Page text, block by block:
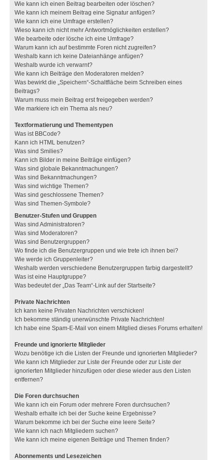
Wie kann ich einen Beitrag bearbeiten oder löschen?
Wie kann ich meinem Beitrag eine Signatur anfügen?
Wie kann ich eine Umfrage erstellen?
Wieso kann ich nicht mehr Antwortmöglichkeiten erstellen?
Wie bearbeite oder lösche ich eine Umfrage?
Warum kann ich auf bestimmte Foren nicht zugreifen?
Weshalb kann ich keine Dateianhänge anfügen?
Weshalb wurde ich verwarnt?
Wie kann ich Beiträge den Moderatoren melden?
Was bewirkt die „Speichern“-Schaltfläche beim Schreiben eines
Beitrags?
Warum muss mein Beitrag erst freigegeben werden?
Wie markiere ich ein Thema als neu?
Textformatierung und Thementypen
Was ist BBCode?
Kann ich HTML benutzen?
Was sind Smilies?
Kann ich Bilder in meine Beiträge einfügen?
Was sind globale Bekanntmachungen?
Was sind Bekanntmachungen?
Was sind wichtige Themen?
Was sind geschlossene Themen?
Was sind Themen-Symbole?
Benutzer-Stufen und Gruppen
Was sind Administratoren?
Was sind Moderatoren?
Was sind Benutzergruppen?
Wo finde ich die Benutzergruppen und wie trete ich ihnen bei?
Wie werde ich Gruppenleiter?
Weshalb werden verschiedene Benutzergruppen farbig dargestellt?
Was ist eine Hauptgruppe?
Was bedeutet der „Das Team“-Link auf der Startseite?
Private Nachrichten
Ich kann keine Privaten Nachrichten verschicken!
Ich bekomme ständig unerwünschte Private Nachrichten!
Ich habe eine Spam-E-Mail von einem Mitglied dieses Forums erhalten!
Freunde und ignorierte Mitglieder
Wozu benötige ich die Listen der Freunde und ignorierten Mitglieder?
Wie kann ich Mitglieder zur Liste der Freunde oder zur Liste der
ignorierten Mitglieder hinzufügen oder diese wieder aus den Listen
entfernen?
Die Foren durchsuchen
Wie kann ich ein Forum oder mehrere Foren durchsuchen?
Weshalb erhalte ich bei der Suche keine Ergebnisse?
Warum bekomme ich bei der Suche eine leere Seite?
Wie kann ich nach Mitgliedern suchen?
Wie kann ich meine eigenen Beiträge und Themen finden?
Abonnements und Lesezeichen